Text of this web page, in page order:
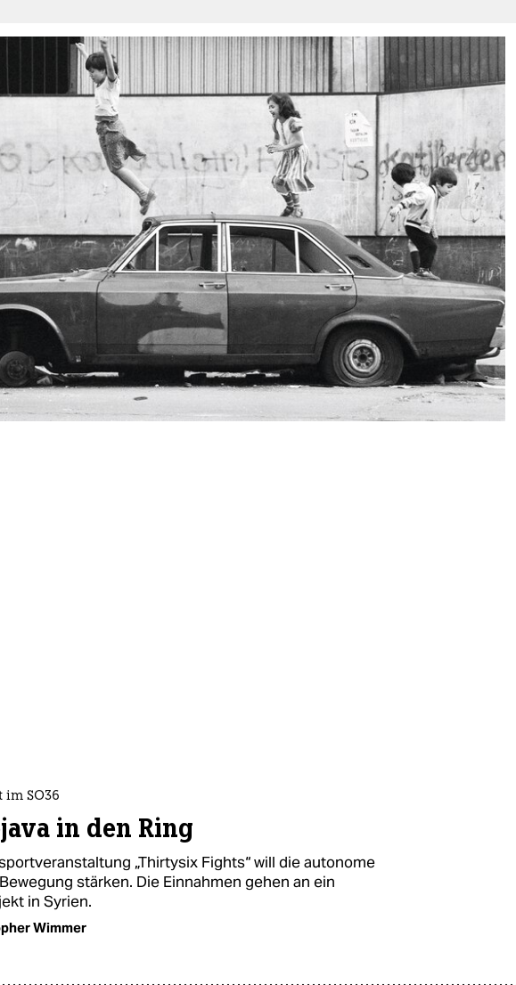
SO36
in den Ring
„Thirtysix Fights“ will die autonome
stärken. Die Einnahmen gehen an ein
in Syrien.
Wimmer